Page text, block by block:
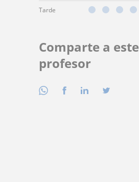
Tarde
Comparte a este
profesor